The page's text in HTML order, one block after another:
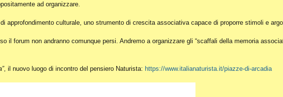
ad organizzare.
approfondimento culturale, uno strumento di crescita associativa capace di proporre stimoli e
il forum non andranno comunque persi. Andremo a organizzare gli “scaffali della memoria
, il nuovo luogo di incontro del pensiero Naturista: https://www.italianaturista.it/piazze-di-arcadia